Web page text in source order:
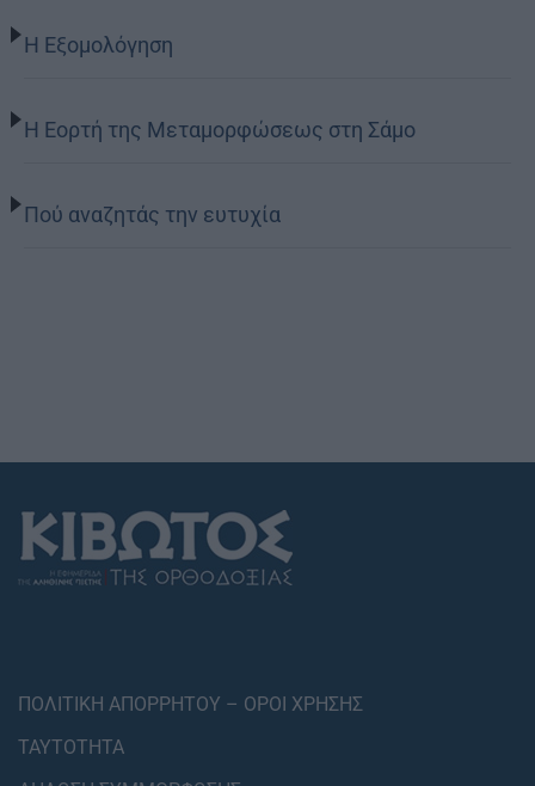
Η Εξομολόγηση
Η Εορτή της Μεταμορφώσεως στη Σάμο
Πού αναζητάς την ευτυχία
ΠΟΛΙΤΙΚΗ ΑΠΟΡΡΗΤΟΥ – ΟΡΟΙ ΧΡΗΣΗΣ
ΤΑΥΤΟΤΗΤΑ